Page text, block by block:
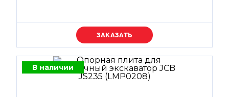
Уточняйте цену
В наличии